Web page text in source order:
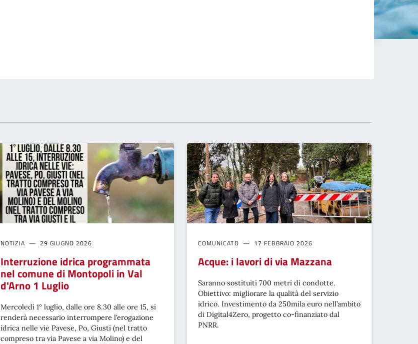
NOTIZIA 29 GIUGNO 2026
Interruzione idrica programmata
nel comune di Montopoli in Val
d'Arno 1 Luglio
Mercoledì 1° luglio, dalle ore 8.30 alle ore 15, si
renderà necessario interrompere l’erogazione
idrica nelle vie Pavese, Po, Giusti (nel tratto
compreso tra via Pavese a via Molino) e del
COMUNICATO 17 FEBBRAIO 2026
Acque: i lavori di via Mazzana
Saranno sostituiti 700 metri di condotte.
Obiettivo: migliorare la qualità del servizio
idrico. Investimento da 250mila euro nell’ambito
di Digital4Zero, progetto co-finanziato dal
PNRR.